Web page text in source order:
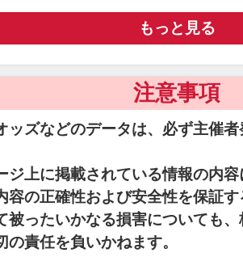
もっと見る
注意事項
ッズなどのデータは、必ず主催
ジ上に掲載されている情報の内
容の正確性および安全性を保証
被ったいかなる損害についても
の責任を負いかねます。